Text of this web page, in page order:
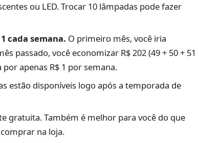
ou LED. Trocar 10 lâmpadas pode fazer
cada semana. O primeiro mês, você iria
passado, você economizar R$ 202 (49 + 50 + 51
apenas R$ 1 por semana.
estão disponíveis logo após a temporada de
gratuita. Também é melhor para você do que
na loja.